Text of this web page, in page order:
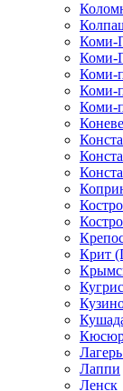
Коми-
Коми-
Коми-
Коми-
Коми-
Крит
Лаппи
Ленск